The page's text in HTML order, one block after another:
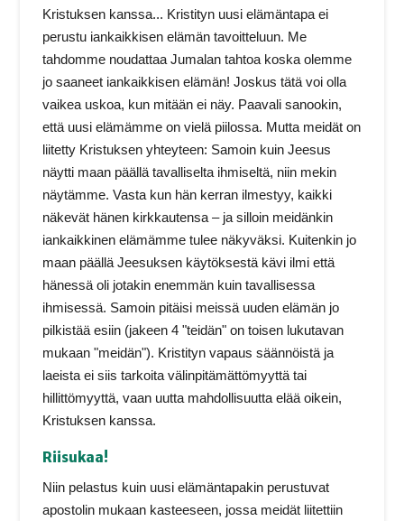
Kristuksen kanssa... Kristityn uusi elämäntapa ei
perustu iankaikkisen elämän tavoitteluun. Me
tahdomme noudattaa Jumalan tahtoa koska olemme
jo saaneet iankaikkisen elämän! Joskus tätä voi olla
vaikea uskoa, kun mitään ei näy. Paavali sanookin,
että uusi elämämme on vielä piilossa. Mutta meidät on
liitetty Kristuksen yhteyteen: Samoin kuin Jeesus
näytti maan päällä tavalliselta ihmiseltä, niin mekin
näytämme. Vasta kun hän kerran ilmestyy, kaikki
näkevät hänen kirkkautensa – ja silloin meidänkin
iankaikkinen elämämme tulee näkyväksi. Kuitenkin jo
maan päällä Jeesuksen käytöksestä kävi ilmi että
hänessä oli jotakin enemmän kuin tavallisessa
ihmisessä. Samoin pitäisi meissä uuden elämän jo
pilkistää esiin (jakeen 4 "teidän" on toisen lukutavan
mukaan "meidän"). Kristityn vapaus säännöistä ja
laeista ei siis tarkoita välinpitämättömyyttä tai
hillittömyyttä, vaan uutta mahdollisuutta elää oikein,
Kristuksen kanssa.
Riisukaa!
Niin pelastus kuin uusi elämäntapakin perustuvat
apostolin mukaan kasteeseen, jossa meidät liitettiin